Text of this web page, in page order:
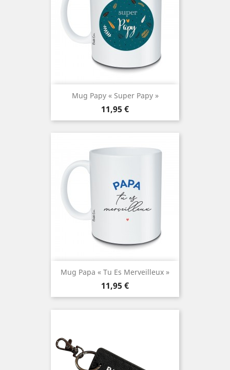
Mug Papy « Super Papy »
Prix
11,95 €
Mug Papa « Tu Es Merveilleux »
Prix
11,95 €